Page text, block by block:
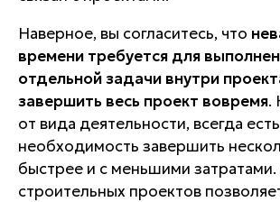
Наверное, вы согласитесь, что
времени требуется для
отдельной задачи внутри
завершить весь проект вовремя.
от вида деятельности, всегда есть
необходимость завершить
быстрее и с меньшими
строительных проектов